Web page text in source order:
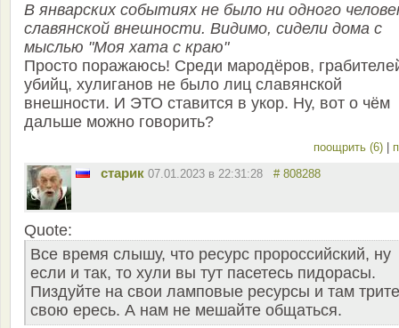
В январских событиях не было ни одного
славянской внешности. Видимо, сидели дома с
мыслью "Моя хата с краю"
Просто поражаюсь! Среди мародёров,
убийц, хулиганов не было лиц славянской
внешности. И ЭТО ставится в укор. Ну, вот о чём
дальше можно говорить?
поощрить (6)
старик 07.01.2023 в 22:31:28 # 808288
Quote:
Все время слышу, что ресурс пророссийский, ну
если и так, то хули вы тут пасетесь пидорасы.
Пиздуйте на свои ламповые ресурсы и там трите
свою ересь. А нам не мешайте общаться.